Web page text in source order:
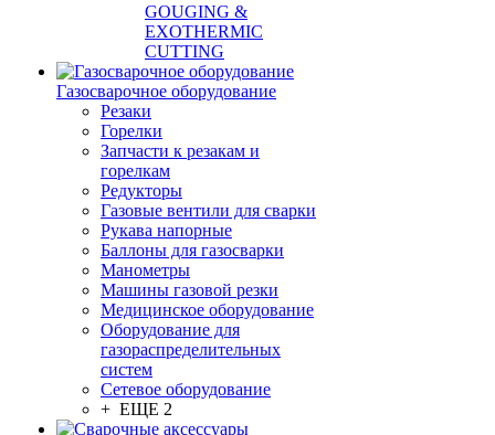
GOUGING &
EXOTHERMIC
CUTTING
Газосварочное оборудование
Резаки
Горелки
Запчасти к резакам и
горелкам
Редукторы
Газовые вентили для сварки
Рукава напорные
Баллоны для газосварки
Манометры
Машины газовой резки
Медицинское оборудование
Оборудование для
газораспределительных
систем
Сетевое оборудование
+ ЕЩЕ 2